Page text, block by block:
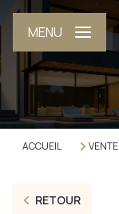
MENU
ACCUEIL VENTE
RETOUR